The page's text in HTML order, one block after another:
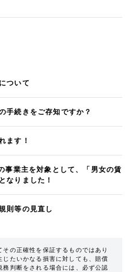
ついて
手続きをご存知ですか？
ます！
事業主を対象として、「男女の賃
なりました！
則等の見直し
の正確性を保証するものではあり
たいかなる損害に対しても、賠償
判断をされる場合には、必ず公認